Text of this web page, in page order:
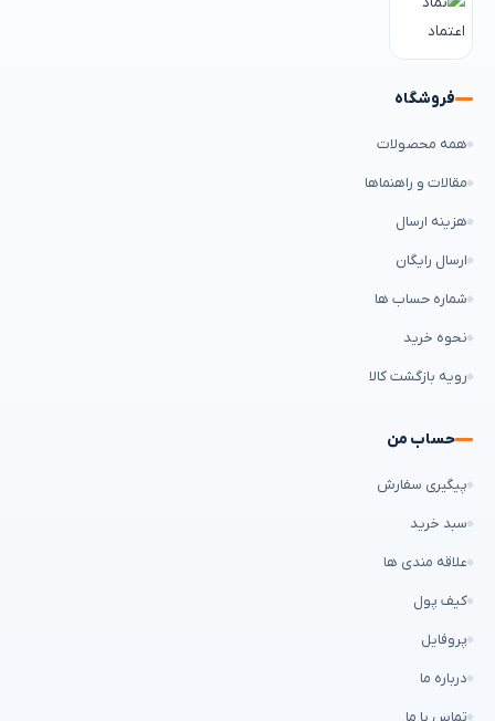
فروشگاه
همه محصولات
مقالات و راهنماها
هزینه ارسال
ارسال رایگان
شماره حساب ها
نحوه خرید
رویه بازگشت کالا
حساب من
پیگیری سفارش
سبد خرید
علاقه مندی ها
کیف پول
پروفایل
درباره ما